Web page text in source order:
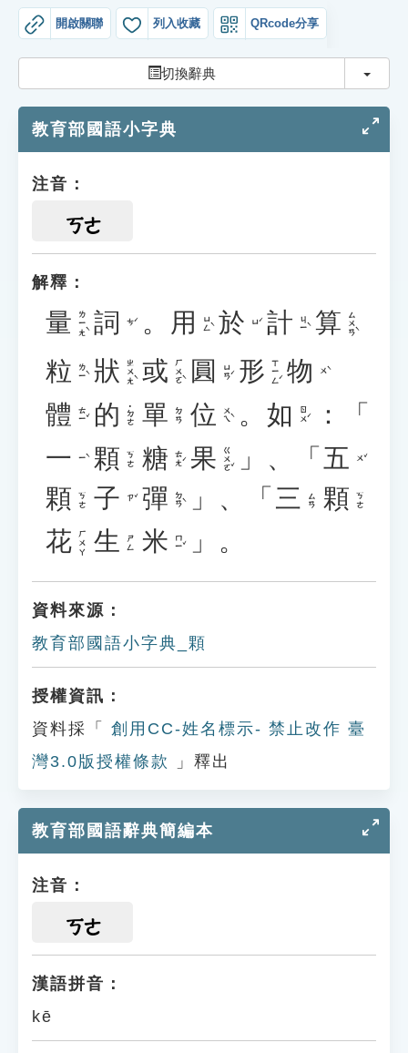
教學應用
貓頭鷹博士
開啟關聯 列入收藏 QRcode分享
切換辭典 切換
教育部國語小字典
注音：
ㄎㄜ
解釋：
量 ㄌㄧㄤˋ 詞 ㄘˊ 。 用 ㄩㄥˋ 於 ㄩˊ 計 ㄐㄧˋ 算 ㄙㄨㄢˋ
粒 ㄌㄧˋ 狀 ㄓㄨㄤˋ 或 ㄏㄨㄛˋ 圓 ㄩㄢˊ 形 ㄒㄧㄥˊ 物 ㄨˋ
體 ㄊㄧˇ 的 ˙ㄉㄜ 單 ㄉㄢ 位 ㄨㄟˋ 。 如 ㄖㄨˊ
：「
一
ㄧˋ 顆 ㄎㄜ 糖 ㄊㄤˊ 果 ㄍㄨㄛˇ 」、「 五 ㄨˇ
顆 ㄎㄜ 子 ㄗˇ 彈 ㄉㄢˋ 」、「 三 ㄙㄢ 顆 ㄎㄜ
花 ㄏㄨㄚ 生 ㄕㄥ 米 ㄇㄧˇ 」。
資料來源：
教育部國語小字典_顆
授權資訊：
資料採「
創用CC-姓名標示- 禁止改作 臺
灣3.0版授權條款
」釋出
教育部國語辭典簡編本
注音：
ㄎㄜ
漢語拼音：
kē